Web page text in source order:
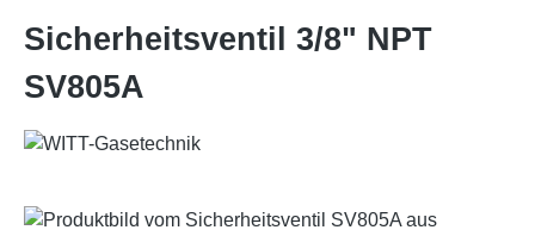
Sicherheitsventil 3/8" NPT
SV805A
Bildergalerie überspringen